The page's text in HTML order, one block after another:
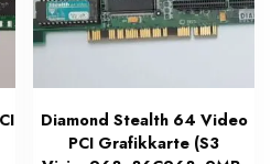
Diamond Stealth 64 Video
PCI Grafikkarte (S3